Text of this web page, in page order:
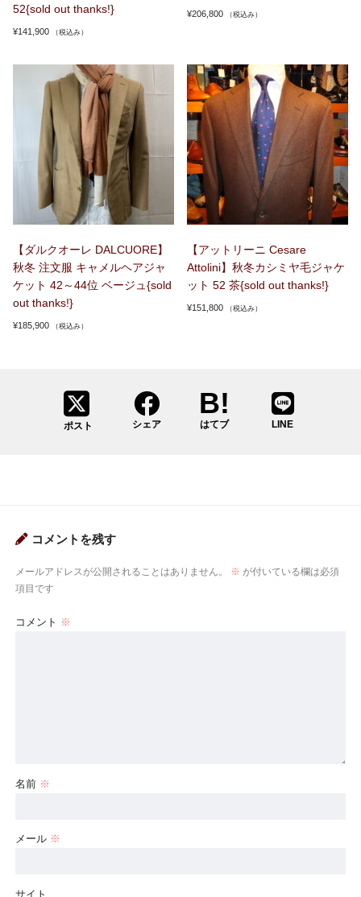
52{sold out thanks!}
¥141,900 （税込み）
¥206,800 （税込み）
【ダルクオーレ DALCUORE】
秋冬 注文服 キャメルヘアジャ
ケット 42～44位 ベージュ{sold
out thanks!}
¥185,900 （税込み）
【アットリーニ Cesare
Attolini】秋冬カシミヤ毛ジャケ
ット 52 茶{sold out thanks!}
¥151,800 （税込み）
ポスト シェア はてブ LINE
コメントを残す
メールアドレスが公開されることはありません。 ※ が付いている欄は必須
項目です
コメント ※
名前 ※
メール ※
サイト